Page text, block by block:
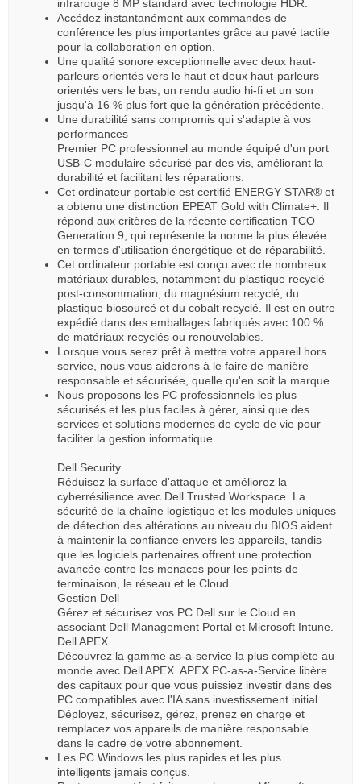
infrarouge 8 MP standard avec technologie HDR.
Accédez instantanément aux commandes de
conférence les plus importantes grâce au pavé tactile
pour la collaboration en option.
Une qualité sonore exceptionnelle avec deux haut-
parleurs orientés vers le haut et deux haut-parleurs
orientés vers le bas, un rendu audio hi-fi et un son
jusqu'à 16 % plus fort que la génération précédente.
Une durabilité sans compromis qui s'adapte à vos
performances
Premier PC professionnel au monde équipé d'un port
USB-C modulaire sécurisé par des vis, améliorant la
durabilité et facilitant les réparations.
Cet ordinateur portable est certifié ENERGY STAR® et
a obtenu une distinction EPEAT Gold with Climate+. Il
répond aux critères de la récente certification TCO
Generation 9, qui représente la norme la plus élevée
en termes d'utilisation énergétique et de réparabilité.
Cet ordinateur portable est conçu avec de nombreux
matériaux durables, notamment du plastique recyclé
post-consommation, du magnésium recyclé, du
plastique biosourcé et du cobalt recyclé. Il est en outre
expédié dans des emballages fabriqués avec 100 %
de matériaux recyclés ou renouvelables.
Lorsque vous serez prêt à mettre votre appareil hors
service, nous vous aiderons à le faire de manière
responsable et sécurisée, quelle qu'en soit la marque.
Nous proposons les PC professionnels les plus
sécurisés et les plus faciles à gérer, ainsi que des
services et solutions modernes de cycle de vie pour
faciliter la gestion informatique.
Dell Security
Réduisez la surface d'attaque et améliorez la
cyberrésilience avec Dell Trusted Workspace. La
sécurité de la chaîne logistique et les modules uniques
de détection des altérations au niveau du BIOS aident
à maintenir la confiance envers les appareils, tandis
que les logiciels partenaires offrent une protection
avancée contre les menaces pour les points de
terminaison, le réseau et le Cloud.
Gestion Dell
Gérez et sécurisez vos PC Dell sur le Cloud en
associant Dell Management Portal et Microsoft Intune.
Dell APEX
Découvrez la gamme as-a-service la plus complète au
monde avec Dell APEX. APEX PC-as-a-Service libère
des capitaux pour que vous puissiez investir dans des
PC compatibles avec l'IA sans investissement initial.
Déployez, sécurisez, gérez, prenez en charge et
remplacez vos appareils de manière responsable
dans le cadre de votre abonnement.
Les PC Windows les plus rapides et les plus
intelligents jamais conçus.